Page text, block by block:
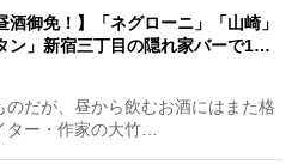
酒御免！】「ネグローニ」「山崎」
ン」新宿三丁目の隠れ家バーで1…
だが、昼から飲むお酒にはまた格
ー・作家の大竹…